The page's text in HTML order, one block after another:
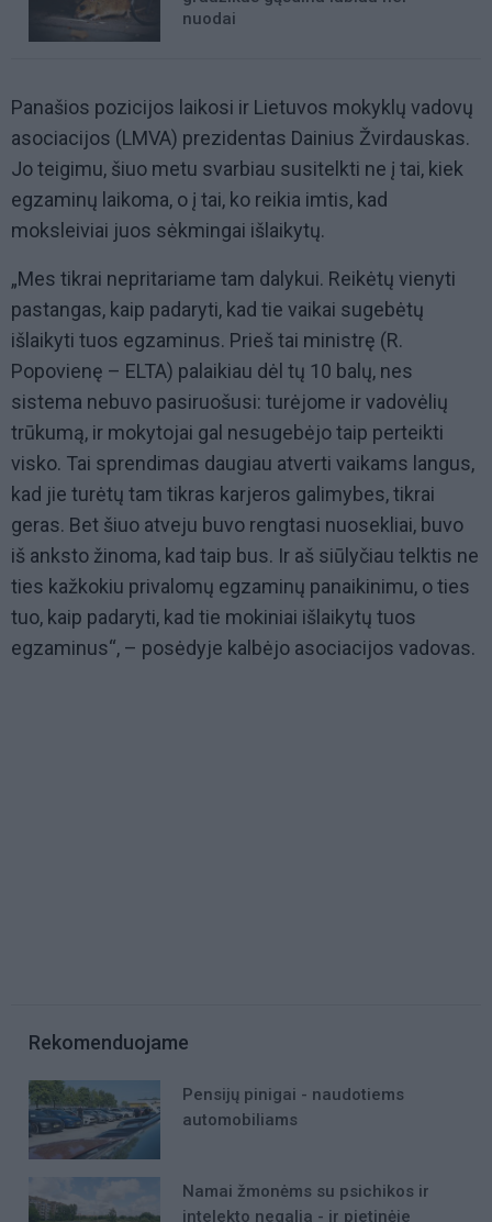
nuodai
Panašios pozicijos laikosi ir Lietuvos mokyklų vadovų
asociacijos (LMVA) prezidentas Dainius Žvirdauskas.
Jo teigimu, šiuo metu svarbiau susitelkti ne į tai, kiek
egzaminų laikoma, o į tai, ko reikia imtis, kad
moksleiviai juos sėkmingai išlaikytų.
„Mes tikrai nepritariame tam dalykui. Reikėtų vienyti
pastangas, kaip padaryti, kad tie vaikai sugebėtų
išlaikyti tuos egzaminus. Prieš tai ministrę (R.
Popovienę – ELTA) palaikiau dėl tų 10 balų, nes
sistema nebuvo pasiruošusi: turėjome ir vadovėlių
trūkumą, ir mokytojai gal nesugebėjo taip perteikti
visko. Tai sprendimas daugiau atverti vaikams langus,
kad jie turėtų tam tikras karjeros galimybes, tikrai
geras. Bet šiuo atveju buvo rengtasi nuosekliai, buvo
iš anksto žinoma, kad taip bus. Ir aš siūlyčiau telktis ne
ties kažkokiu privalomų egzaminų panaikinimu, o ties
tuo, kaip padaryti, kad tie mokiniai išlaikytų tuos
egzaminus“, – posėdyje kalbėjo asociacijos vadovas.
Rekomenduojame
Pensijų pinigai - naudotiems
automobiliams
Namai žmonėms su psichikos ir
intelekto negalia - ir pietinėje